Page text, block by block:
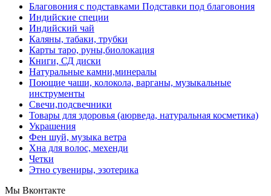
Благовония с подставками Подставки под благовония
Индийские специи
Индийский чай
Каляны, табаки, трубки
Карты таро, руны,биолокация
Книги, СД диски
Натуральные камни,минералы
Поющие чаши, колокола, варганы, музыкальные
инструменты
Свечи,подсвечники
Товары для здоровья (аюрведа, натуральная косметика)
Украшения
Фен шуй, музыка ветра
Хна для волос, мехенди
Четки
Этно сувениры, эзотерика
Мы Вконтакте